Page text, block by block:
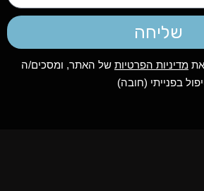
שליחה
מדיניות הפרטיות של האתר, ומסכים/ה
בפנייתי (חובה)